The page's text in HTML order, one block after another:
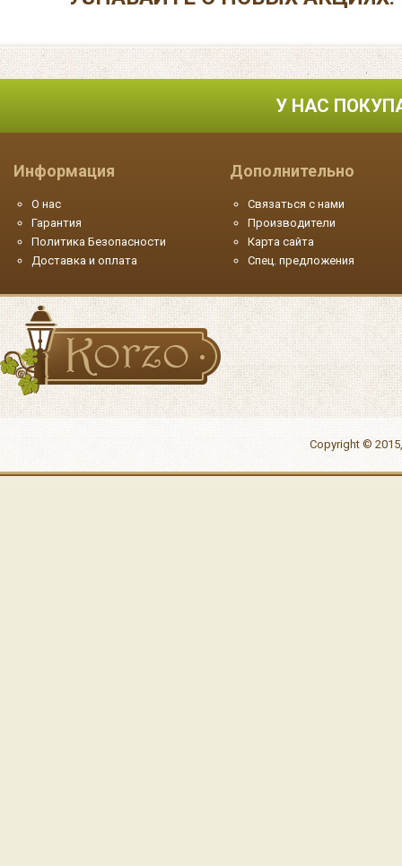
У НАС
Информация
О нас
Гарантия
Политика Безопасности
Доставка и оплата
Дополнительно
Связаться с нами
Производители
Карта сайта
Спец. предложения
Copyright ©